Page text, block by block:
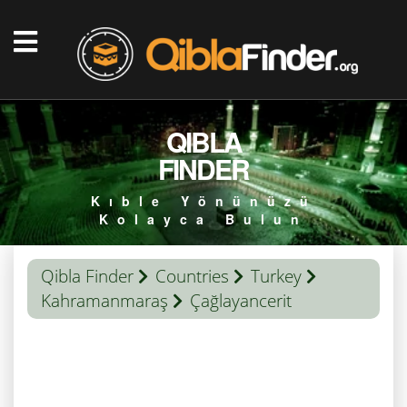
QIBLA
FINDER
Kıble Yönünüzü
Kolayca Bulun
Qibla Finder Countries
Turkey
Kahramanmaraş
Çağlayancerit